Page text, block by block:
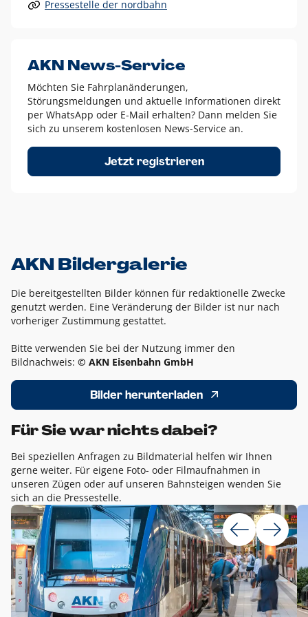
Alle anderen Logo-Varianten dürfen nur in Ausnahmefällen
Diese Ausnahmen sind zum Beispiel:
dem AKN Blau,
weißes Logo auf Fotohintergründen,
schwarzes Logo für reine Schwarz-Weiß-Umsetzungen
Um das Logo herum muss ein Schutzraum von jeweils einer
Höhe bzw. Breite des N aus AKN in alle Richtungen
Pressestelle der nordbahn
AKN News-Service
Möchten Sie Fahrplanänderungen,
Störungsmeldungen und aktuelle Informationen direkt
per WhatsApp oder E-Mail erhalten? Dann melden Sie
sich zu unserem kostenlosen News-Service an.
Jetzt registrieren
AKN Bildergalerie
Die bereitgestellten Bilder können für redaktionelle Zwecke
genutzt werden. Eine Veränderung der Bilder ist nur nach
vorheriger Zustimmung gestattet.
Bitte verwenden Sie bei der Nutzung immer den
Bildnachweis: © AKN Eisenbahn GmbH
Bilder herunterladen
Für Sie war nichts dabei?
Bei speziellen Anfragen zu Bildmaterial helfen wir Ihnen
gerne weiter. Für eigene Foto- oder Filmaufnahmen in
unseren Zügen oder auf unseren Bahnsteigen wenden Sie
sich an die Pressestelle.